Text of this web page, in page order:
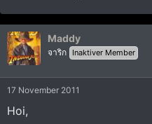
Maddy
จาริก Inaktiver Member
17 November 2011
Hoi,